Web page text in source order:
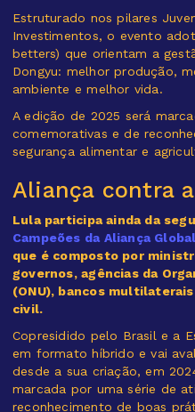
Estruturado nos pilares
Investimentos, o evento
betters) que orientam a
Dongyu: melhor produção,
ambiente e melhor vida.
A edição de 2025 será
comemorativas e de
segurança alimentar e
Aliança contra
Lula participa ainda da
Campeões da Aliança
que é composto por
governos, agências da
(ONU), bancos
civil.
Copresidido pelo Brasil e a
em formato híbrido e vai
desde a sua criação, em
marcada por uma série de
reconhecimento de boas